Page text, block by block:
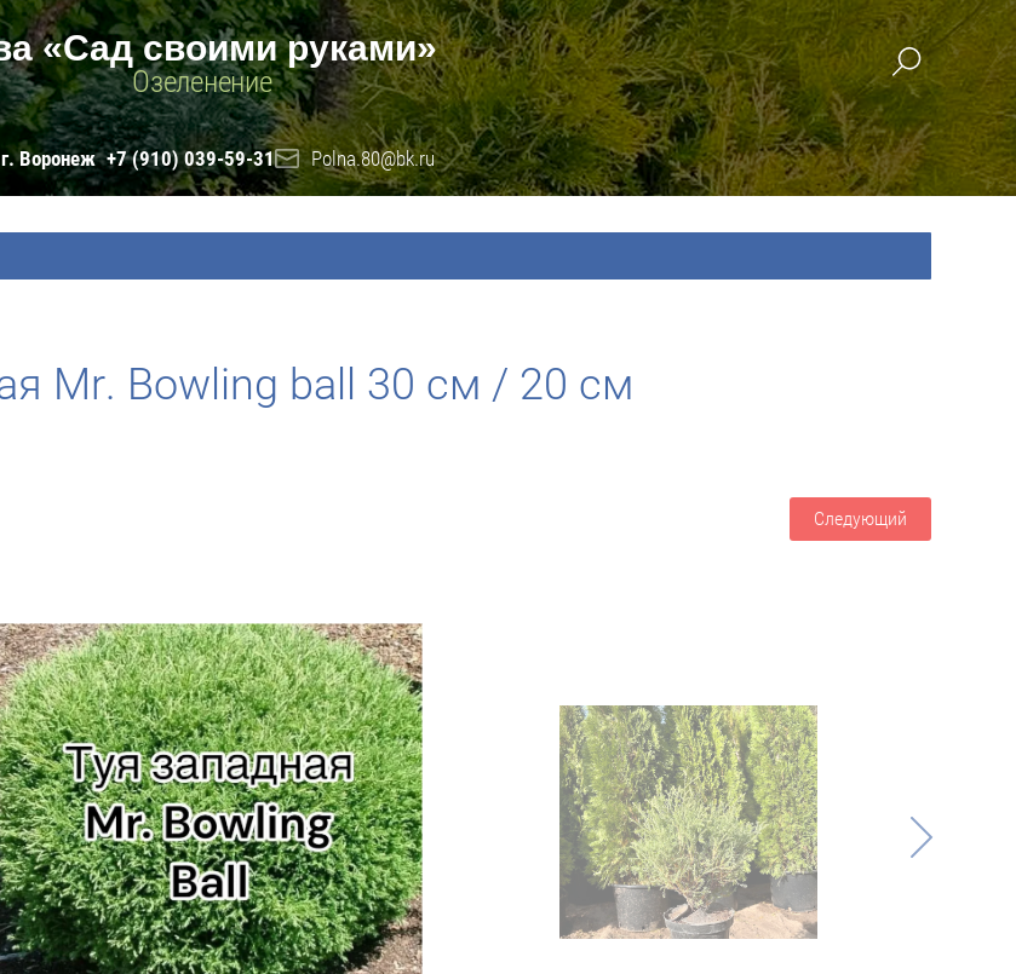
«Сад своими руками»
Озеленение
г. Воронеж +7 (910) 039-59-31 Polna.80@bk.ru
Mr. Bowling ball 30 см / 20 см
Следующий